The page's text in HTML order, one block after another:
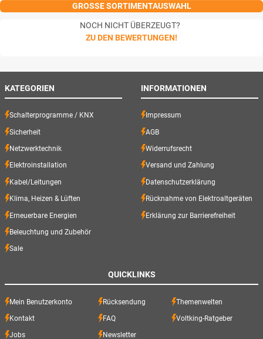
GROSSE SORTIMENTAUSWAHL
NOCH NICHT ÜBERZEUGT?
ZU DEN BEWERTUNGEN!
KATEGORIEN
Schalterprogramme / KNX
Sicherheit
Netzwerktechnik
Elektroinstallation
Kabel/Leitungen
Klima, Heizen & Lüften
Erneuerbare Energien
Beleuchtung und Zubehör
Sale
INFORMATIONEN
Impressum
AGB
Widerrufsrecht
Versand und Zahlung
Datenschutzerklärung
Rücknahme von Elektroaltgeräten
Erklärung zur Barrierefreiheit
QUICKLINKS
Mein Benutzerkonto Rücksendung Themenwelten
Kontakt FAQ Voltking-Ratgeber
Jobs Newsletter